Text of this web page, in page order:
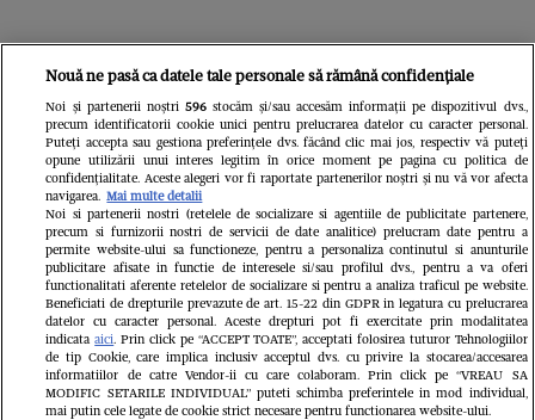
Din aceeași categorie
Nouă ne pasă ca datele tale personale să rămână confidențiale
Noi și partenerii noștri 596stocăm și/sau accesăm informații pe dispozitivul dvs.,
precum identificatorii cookie unici pentru prelucrarea datelor cu caracter personal.
Puteți accepta sau gestiona preferințele dvs. făcând clic mai jos, respectiv vă puteți
opune utilizării unui interes legitim în orice moment pe pagina cu politica de
confidențialitate. Aceste alegeri vor fi raportate partenerilor noștri și nu vă vor afecta
navigarea. Mai multe detalii
Noi si partenerii nostri (retelele de socializare si agentiile de publicitate partenere,
precum si furnizorii nostri de servicii de date analitice) prelucram date pentru a
permite website-ului sa functioneze, pentru a personaliza continutul si anunturile
publicitare afisate in functie de interesele si/sau profilul dvs., pentru a va oferi
functionalitati aferente retelelor de socializare si pentru a analiza traficul pe website.
Beneficiati de drepturile prevazute de art. 15-22 din GDPR in legatura cu prelucrarea
datelor cu caracter personal. Aceste drepturi pot fi exercitate prin modalitatea
indicataaici. Prin click pe “ACCEPT TOATE”, acceptati folosirea tuturor Tehnologiilor
de tip Cookie, care implica inclusiv acceptul dvs. cu privire la stocarea/accesarea
informatiilor de catre Vendor-ii cu care colaboram. Prin click pe “VREAU SA
MODIFIC SETARILE INDIVIDUAL” puteti schimba preferintele in mod individual,
mai putin cele legate de cookie strict necesare pentru functionarea website-ului.